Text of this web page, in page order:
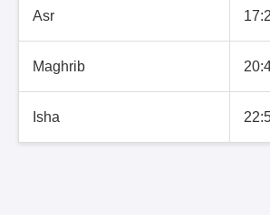
Asr
Maghrib
Isha